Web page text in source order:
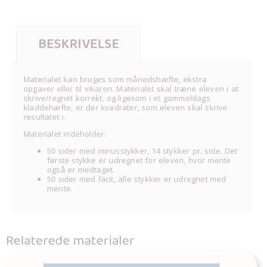
BESKRIVELSE
Materialet kan bruges som månedshæfte, ekstra
opgaver eller til vikaren. Materialet skal træne eleven i at
skrive/regnet korrekt, og ligesom i et gammeldags
kladdehæfte, er der kvadrater, som eleven skal skrive
resultatet i.
Materialet indeholder:
50 sider med minusstykker, 14 stykker pr. side. Det
første stykke er udregnet for eleven, hvor mente
også er medtaget.
50 sider med facit, alle stykker er udregnet med
mente.
Relaterede materialer